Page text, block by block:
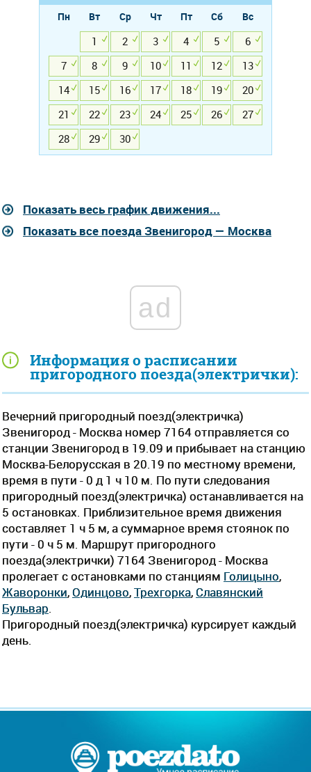
Информация о расписании
пригородного поезда(электрички):
Вечерний пригородный поезд(электричка)
Звенигород - Москва номер 7164 отправляется со
станции Звенигород в 19.09 и прибывает на станцию
Москва-Белорусская в 20.19 по местному времени,
время в пути - 0 д 1 ч 10 м. По пути следования
пригородный поезд(электричка) останавливается на
5 остановках. Приблизительное время движения
составляет 1 ч 5 м, а суммарное время стоянок по
пути - 0 ч 5 м. Маршрут пригородного
поезда(электрички) 7164 Звенигород - Москва
пролегает c остановками по станциям Голицыно,
Жаворонки,Одинцово,Трехгорка, Славянский
Бульвар
Пригородный поезд(электричка) курсирует каждый
день.
Пн Вт Ср Чт Пт Сб
Вс
1
2 3 4 5
6
7
8 9 10 11 12
13
14
15 16 17 18 19
20
21
22 23 24 25 26
27
28
29 30
Показать весь график движения...
Показать все поезда Звенигород — Москва
ad